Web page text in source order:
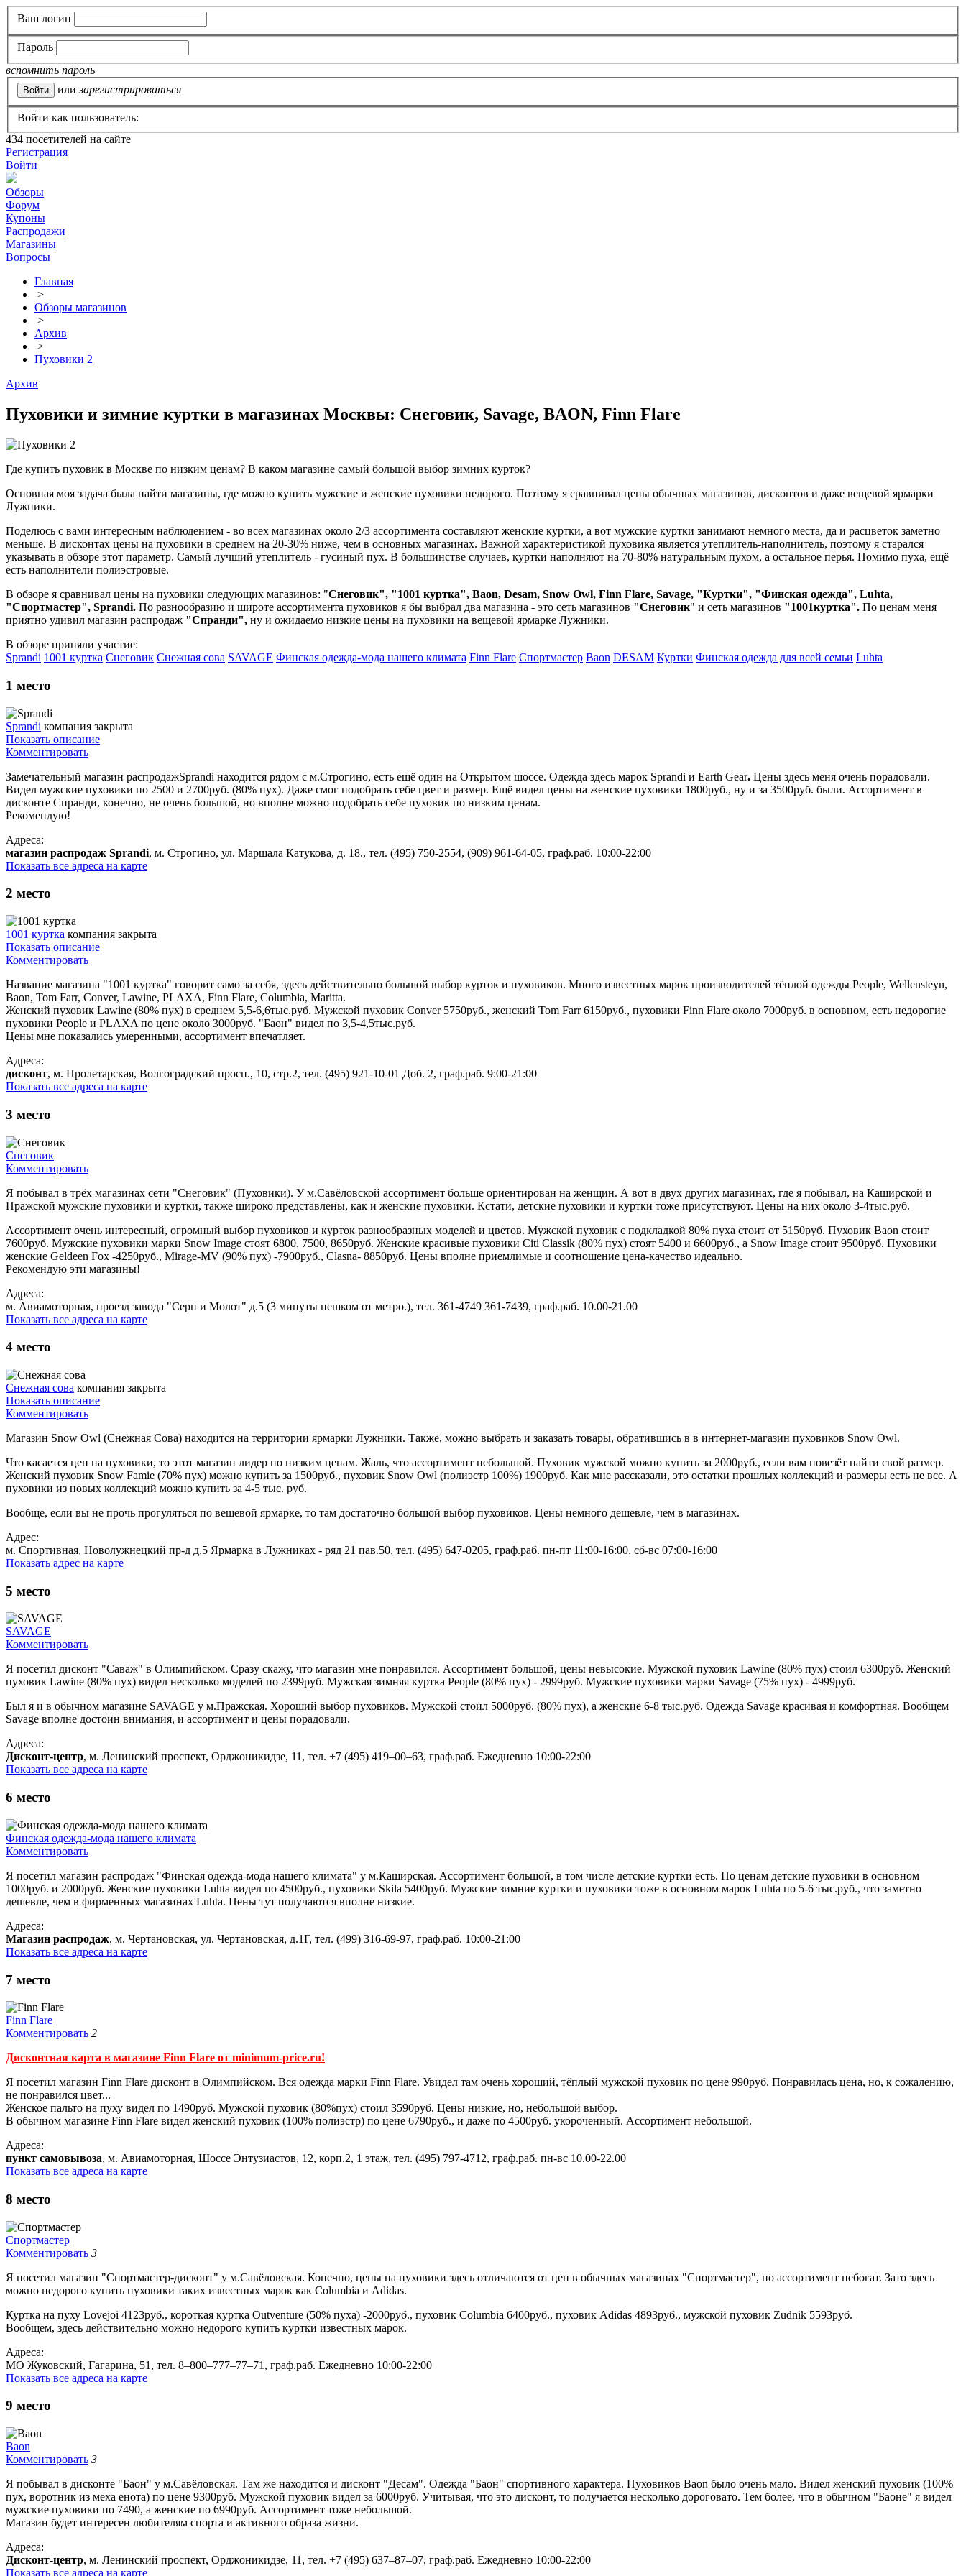
Ваш логин
Пароль
вспомнить пароль
или зарегистрироваться
Войти как пользователь:
434 посетителей на сайте
Регистрация
Войти
Обзоры
Форум
Купоны
Распродажи
Магазины
Вопросы
Главная
>
Обзоры магазинов
>
Архив
>
Пуховики 2
Архив
Пуховики и зимние куртки в магазинах Москвы: Снеговик, Savage, BAON, Finn Flare
Где купить пуховик в Москве по низким ценам? В каком магазине самый большой выбор зимних курток?
Основная моя задача была найти магазины, где можно купить мужские и женские пуховики недорого. Поэтому я сравнивал цены обычных магазинов, дисконтов и даже вещевой ярмарки
Лужники.
Поделюсь с вами интересным наблюдением - во всех магазинах около 2/3 ассортимента составляют женские куртки, а вот мужские куртки занимают немного места, да и расцветок заметно
меньше. В дисконтах цены на пуховики в среднем на 20-30% ниже, чем в основных магазинах. Важной характеристикой пуховика является утеплитель-наполнитель, поэтому я старался
указывать в обзоре этот параметр. Самый лучший утеплитель - гусиный пух. В большинстве случаев, куртки наполняют на 70-80% натуральным пухом, а остальное перья. Помимо пуха, ещё
есть наполнители полиэстровые.
В обзоре я сравнивал цены на пуховики следующих магазинов: "Снеговик", "1001 куртка", Baon, Desam, Snow Owl, Finn Flare, Savage, "Куртки", "Финская одежда", Luhta,
"Спортмастер", Sprandi. По разнообразию и широте ассортимента пуховиков я бы выбрал два магазина - это сеть магазинов "Снеговик" и сеть магазинов "1001куртка". По ценам меня
приятно удивил магазин распродаж "Спранди", ну и ожидаемо низкие цены на пуховики на вещевой ярмарке Лужники.
В обзоре приняли участие:
Sprandi 1001 куртка Снеговик Снежная сова SAVAGE Финская одежда-мода нашего климата Finn Flare Спортмастер Baon DESAM Куртки Финская одежда для всей семьи Luhta
1 место
Sprandi компания закрыта
Показать описание
Комментировать
Замечательный магазин распродажSprandi находится рядом с м.Строгино, есть ещё один на Открытом шоссе. Одежда здесь марок Sprandi и Earth Gear. Цены здесь меня очень порадовали.
Видел мужские пуховики по 2500 и 2700руб. (80% пух). Даже смог подобрать себе цвет и размер. Ещё видел цены на женские пуховики 1800руб., ну и за 3500руб. были. Ассортимент в
дисконте Спранди, конечно, не очень большой, но вполне можно подобрать себе пуховик по низким ценам.
Рекомендую!
Адреса:
магазин распродаж Sprandi, м. Строгино, ул. Маршала Катукова, д. 18., тел. (495) 750-2554, (909) 961-64-05, граф.раб. 10:00-22:00
Показать все адреса на карте
2 место
1001 куртка компания закрыта
Показать описание
Комментировать
Название магазина "1001 куртка" говорит само за себя, здесь действительно большой выбор курток и пуховиков. Много известных марок производителей тёплой одежды People, Wellensteyn,
Baon, Tom Farr, Conver, Lawine, PLAXA, Finn Flare, Columbia, Maritta.
Женский пуховик Lawine (80% пух) в среднем 5,5-6,6тыс.руб. Мужской пуховик Conver 5750руб., женский Tom Farr 6150руб., пуховики Finn Flare около 7000руб. в основном, есть недорогие
пуховики People и PLAXA по цене около 3000руб. "Баон" видел по 3,5-4,5тыс.руб.
Цены мне показались умеренными, ассортимент впечатляет.
Адреса:
дисконт, м. Пролетарская, Волгоградский просп., 10, стр.2, тел. (495) 921-10-01 Доб. 2, граф.раб. 9:00-21:00
Показать все адреса на карте
3 место
Снеговик
Комментировать
Я побывал в трёх магазинах сети "Снеговик" (Пуховики). У м.Савёловской ассортимент больше ориентирован на женщин. А вот в двух других магазинах, где я побывал, на Каширской и
Пражской мужские пуховики и куртки, также широко представлены, как и женские пуховики. Кстати, детские пуховики и куртки тоже присутствуют. Цены на них около 3-4тыс.руб.
Ассортимент очень интересный, огромный выбор пуховиков и курток разнообразных моделей и цветов. Мужской пуховик с подкладкой 80% пуха стоит от 5150руб. Пуховик Baon стоит
7600руб. Мужские пуховики марки Snow Image стоят 6800, 7500, 8650руб. Женские красивые пуховики Citi Classik (80% пух) стоят 5400 и 6600руб., а Snow Image стоит 9500руб. Пуховики
женские Geldeen Fox -4250руб., Mirage-MV (90% пух) -7900руб., Clasna- 8850руб. Цены вполне приемлимые и соотношение цена-качество идеально.
Рекомендую эти магазины!
Адреса:
м. Авиамоторная, проезд завода "Серп и Молот" д.5 (3 минуты пешком от метро.), тел. 361-4749 361-7439, граф.раб. 10.00-21.00
Показать все адреса на карте
4 место
Снежная сова компания закрыта
Показать описание
Комментировать
Магазин Snow Owl (Снежная Сова) находится на территории ярмарки Лужники. Также, можно выбрать и заказать товары, обратившись в в интернет-магазин пуховиков Snow Owl.
Что касается цен на пуховики, то этот магазин лидер по низким ценам. Жаль, что ассортимент небольшой. Пуховик мужской можно купить за 2000руб., если вам повезёт найти свой размер.
Женский пуховик Snow Famie (70% пух) можно купить за 1500руб., пуховик Snow Owl (полиэстр 100%) 1900руб. Как мне рассказали, это остатки прошлых коллекций и размеры есть не все. А
пуховики из новых коллекций можно купить за 4-5 тыс. руб.
Вообще, если вы не прочь прогуляться по вещевой ярмарке, то там достаточно большой выбор пуховиков. Цены немного дешевле, чем в магазинах.
Адрес:
м. Спортивная, Новолужнецкий пр-д д.5 Ярмарка в Лужниках - ряд 21 пав.50, тел. (495) 647-0205, граф.раб. пн-пт 11:00-16:00, сб-вс 07:00-16:00
Показать адрес на карте
5 место
SAVAGE
Комментировать
Я посетил дисконт "Саваж" в Олимпийском. Сразу скажу, что магазин мне понравился. Ассортимент большой, цены невысокие. Мужской пуховик Lawine (80% пух) стоил 6300руб. Женский
пуховик Lawine (80% пух) видел несколько моделей по 2399руб. Мужская зимняя куртка People (80% пух) - 2999руб. Мужские пуховики марки Savage (75% пух) - 4999руб.
Был я и в обычном магазине SAVAGE у м.Пражская. Хороший выбор пуховиков. Мужской стоил 5000руб. (80% пух), а женские 6-8 тыс.руб. Одежда Savage красивая и комфортная. Вообщем
Savage вполне достоин внимания, и ассортимент и цены порадовали.
Адреса:
Дисконт-центр, м. Ленинский проспект, Орджоникидзе, 11, тел. +7 (495) 419‒00‒63, граф.раб. Ежедневно 10:00-22:00
Показать все адреса на карте
6 место
Финская одежда-мода нашего климата
Комментировать
Я посетил магазин распродаж "Финская одежда-мода нашего климата" у м.Каширская. Ассортимент большой, в том числе детские куртки есть. По ценам детские пуховики в основном
1000руб. и 2000руб. Женские пуховики Luhta видел по 4500руб., пуховики Skila 5400руб. Мужские зимние куртки и пуховики тоже в основном марок Luhta по 5-6 тыс.руб., что заметно
дешевле, чем в фирменных магазинах Luhta. Цены тут получаются вполне низкие.
Адреса:
Магазин распродаж, м. Чертановская, ул. Чертановская, д.1Г, тел. (499) 316-69-97, граф.раб. 10:00-21:00
Показать все адреса на карте
7 место
Finn Flare
Комментировать 2
Дисконтная карта в магазине Finn Flare от minimum-price.ru!
Я посетил магазин Finn Flare дисконт в Олимпийском. Вся одежда марки Finn Flare. Увидел там очень хороший, тёплый мужской пуховик по цене 990руб. Понравилась цена, но, к сожалению,
не понравился цвет...
Женское пальто на пуху видел по 1490руб. Мужской пуховик (80%пух) стоил 3590руб. Цены низкие, но, небольшой выбор.
В обычном магазине Finn Flare видел женский пуховик (100% полиэстр) по цене 6790руб., и даже по 4500руб. укороченный. Ассортимент небольшой.
Адреса:
пункт самовывоза, м. Авиамоторная, Шоссе Энтузиастов, 12, корп.2, 1 этаж, тел. (495) 797-4712, граф.раб. пн-вс 10.00-22.00
Показать все адреса на карте
8 место
Спортмастер
Комментировать 3
Я посетил магазин "Спортмастер-дисконт" у м.Савёловская. Конечно, цены на пуховики здесь отличаются от цен в обычных магазинах "Спортмастер", но ассортимент небогат. Зато здесь
можно недорого купить пуховики таких известных марок как Columbia и Adidas.
Куртка на пуху Lovejoi 4123руб., короткая куртка Outventure (50% пуха) -2000руб., пуховик Columbia 6400руб., пуховик Adidas 4893руб., мужской пуховик Zudnik 5593руб.
Вообщем, здесь действительно можно недорого купить куртки известных марок.
Адреса:
МО Жуковский, Гагарина, 51, тел. 8‒800‒777‒77‒71, граф.раб. Ежедневно 10:00-22:00
Показать все адреса на карте
9 место
Baon
Комментировать 3
Я побывал в дисконте "Баон" у м.Савёловская. Там же находится и дисконт "Десам". Одежда "Баон" спортивного характера. Пуховиков Baon было очень мало. Видел женский пуховик (100%
пух, воротник из меха енота) по цене 9300руб. Мужской пуховик видел за 6000руб. Учитывая, что это дисконт, то получается несколько дороговато. Тем более, что в обычном "Баоне" я видел
мужские пуховики по 7490, а женские по 6990руб. Ассортимент тоже небольшой.
Магазин будет интересен любителям спорта и активного образа жизни.
Адреса:
Дисконт-центр, м. Ленинский проспект, Орджоникидзе, 11, тел. +7 (495) 637‒87‒07, граф.раб. Ежедневно 10:00-22:00
Показать все адреса на карте